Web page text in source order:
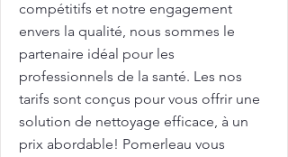
compétitifs et notre engagement
envers la qualité, nous sommes le
partenaire idéal pour les
professionnels de la santé. Les nos
tarifs sont conçus pour vous offrir une
solution de nettoyage efficace, à un
prix abordable! Pomerleau vous